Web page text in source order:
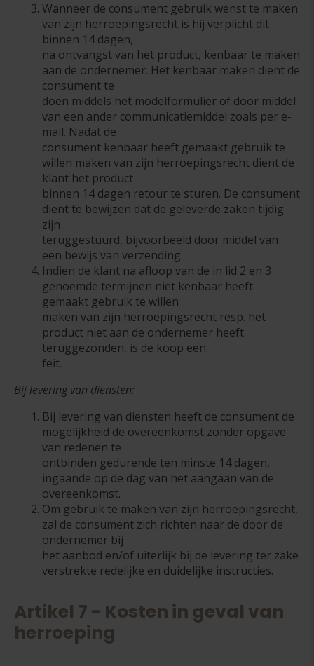
Wanneer de consument gebruik wenst te maken
van zijn herroepingsrecht is hij verplicht dit
binnen 14 dagen,
na ontvangst van het product, kenbaar te maken
aan de ondernemer. Het kenbaar maken dient de
consument te
doen middels het modelformulier of door middel
van een ander communicatiemiddel zoals per e-
mail. Nadat de
consument kenbaar heeft gemaakt gebruik te
willen maken van zijn herroepingsrecht dient de
klant het product
binnen 14 dagen retour te sturen. De consument
dient te bewijzen dat de geleverde zaken tijdig
zijn
teruggestuurd, bijvoorbeeld door middel van
een bewijs van verzending.
Indien de klant na afloop van de in lid 2 en 3
genoemde termijnen niet kenbaar heeft
gemaakt gebruik te willen
maken van zijn herroepingsrecht resp. het
product niet aan de ondernemer heeft
teruggezonden, is de koop een
feit.
Bij levering van diensten:
Bij levering van diensten heeft de consument de
mogelijkheid de overeenkomst zonder opgave
van redenen te
ontbinden gedurende ten minste 14 dagen,
ingaande op de dag van het aangaan van de
overeenkomst.
Om gebruik te maken van zijn herroepingsrecht,
zal de consument zich richten naar de door de
ondernemer bij
het aanbod en/of uiterlijk bij de levering ter zake
verstrekte redelijke en duidelijke instructies.
Artikel 7 - Kosten in geval van
herroeping